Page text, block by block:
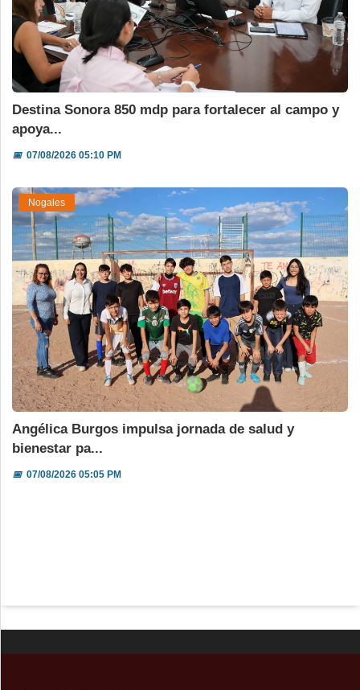
Destina Sonora 850 mdp para fortalecer al campo y
apoya...
📅07/08/2026 05:10 PM
Nogales
Angélica Burgos impulsa jornada de salud y
bienestar pa...
📅07/08/2026 05:05 PM